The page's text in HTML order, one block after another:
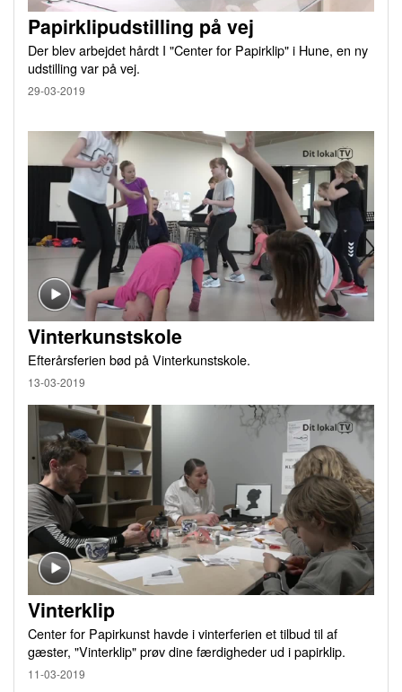
Papirklipudstilling på vej
Der blev arbejdet hårdt I "Center for Papirklip" i Hune, en ny
udstilling var på vej.
29-03-2019
Vinterkunstskole
Efterårsferien bød på Vinterkunstskole.
13-03-2019
Vinterklip
Center for Papirkunst havde i vinterferien et tilbud til af
gæster, "Vinterklip" prøv dine færdigheder ud i papirklip.
11-03-2019